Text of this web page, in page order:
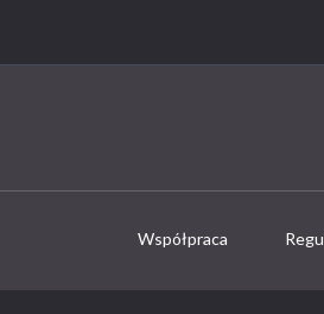
Współpraca